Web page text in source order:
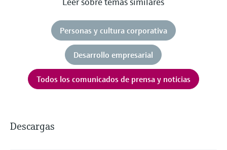
Personas y cultura corporativa
Desarrollo empresarial
Todos los comunicados de prensa y noticias
Descargas